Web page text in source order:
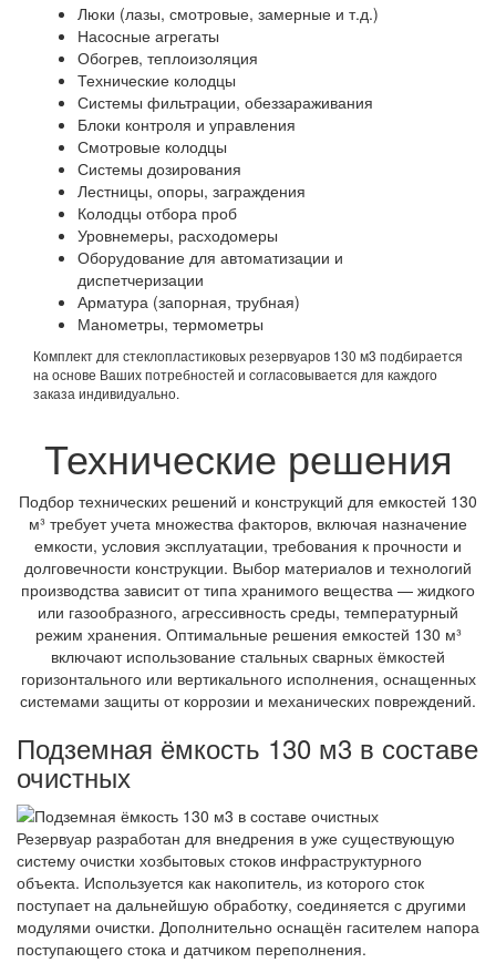
Люки (лазы, смотровые, замерные и т.д.)
Насосные агрегаты
Обогрев, теплоизоляция
Технические колодцы
Системы фильтрации, обеззараживания
Блоки контроля и управления
Смотровые колодцы
Системы дозирования
Лестницы, опоры, заграждения
Колодцы отбора проб
Уровнемеры, расходомеры
Оборудование для автоматизации и
диспетчеризации
Арматура (запорная, трубная)
Манометры, термометры
Комплект для стеклопластиковых резервуаров 130 м3 подбирается
на основе Ваших потребностей и согласовывается для каждого
заказа индивидуально.
Технические решения
Подбор технических решений и конструкций для емкостей 130
м³ требует учета множества факторов, включая назначение
емкости, условия эксплуатации, требования к прочности и
долговечности конструкции. Выбор материалов и технологий
производства зависит от типа хранимого вещества — жидкого
или газообразного, агрессивность среды, температурный
режим хранения. Оптимальные решения емкостей 130 м³
включают использование стальных сварных ёмкостей
горизонтального или вертикального исполнения, оснащенных
системами защиты от коррозии и механических повреждений.
Подземная ёмкость 130 м3 в составе
очистных
Резервуар разработан для внедрения в уже существующую
систему очистки хозбытовых стоков инфраструктурного
объекта. Используется как накопитель, из которого сток
поступает на дальнейшую обработку, соединяется с другими
модулями очистки. Дополнительно оснащён гасителем напора
поступающего стока и датчиком переполнения.